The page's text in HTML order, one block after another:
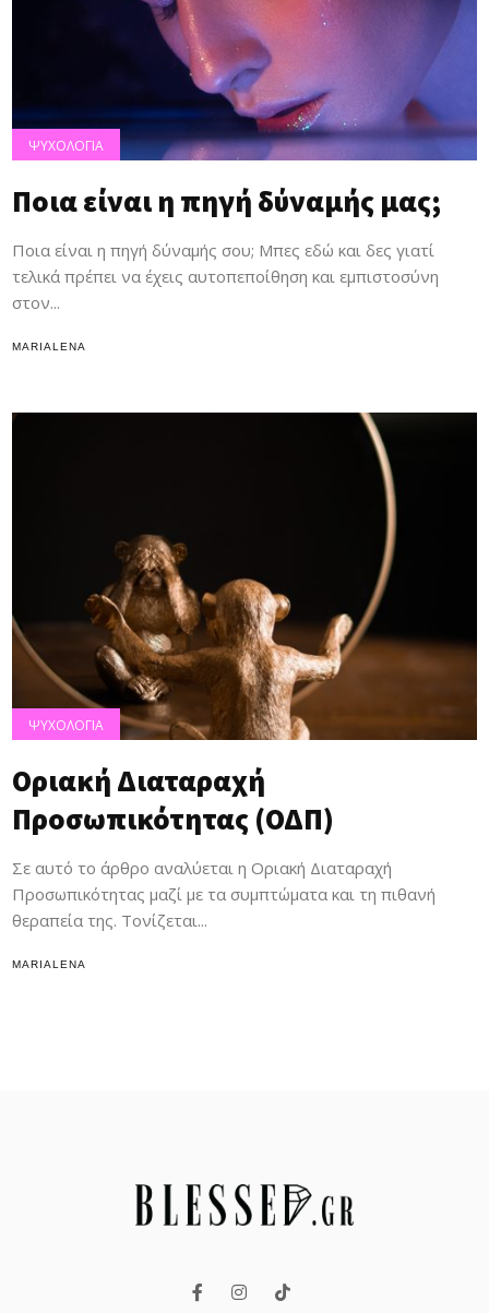
ΨΥΧΟΛΟΓΙΑ
Ποια είναι η πηγή δύναμής μας;
Ποια είναι η πηγή δύναμής σου; Μπες εδώ και δες γιατί
τελικά πρέπει να έχεις αυτοπεποίθηση και εμπιστοσύνη
στον...
MARIALENA
ΨΥΧΟΛΟΓΙΑ
Οριακή Διαταραχή
Προσωπικότητας (ΟΔΠ)
Σε αυτό το άρθρο αναλύεται η Οριακή Διαταραχή
Προσωπικότητας μαζί με τα συμπτώματα και τη πιθανή
θεραπεία της. Τονίζεται...
MARIALENA